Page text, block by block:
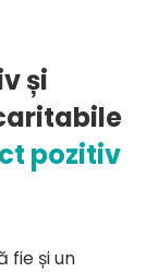
și
pozitiv
fie și un